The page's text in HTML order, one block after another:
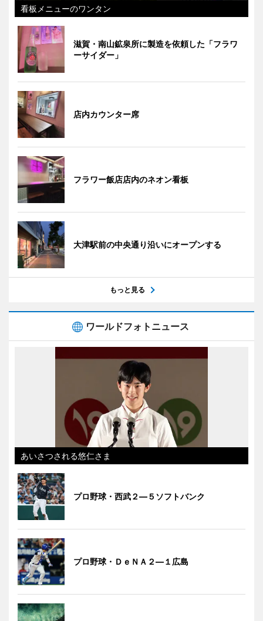
看板メニューのワンタン
滋賀・南山鉱泉所に製造を依頼した「フラワ
ーサイダー」
店内カウンター席
フラワー飯店店内のネオン看板
大津駅前の中央通り沿いにオープンする
もっと見る
ワールドフォトニュース
あいさつされる悠仁さま
プロ野球・西武２―５ソフトバンク
プロ野球・ＤｅＮＡ２―１広島